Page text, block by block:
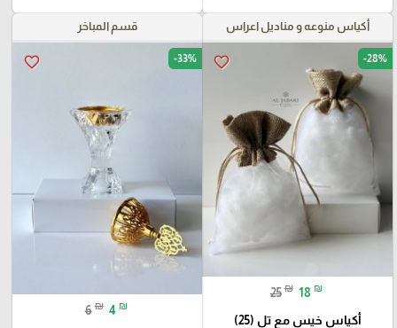
أكياس منوعه و مناديل اعراس
favorite_border -28%
25 ₪ 18 ₪
أكياس خيس مع تل (25)
قسم المباخر
favorite_border -33%
6 ₪ 4 ₪